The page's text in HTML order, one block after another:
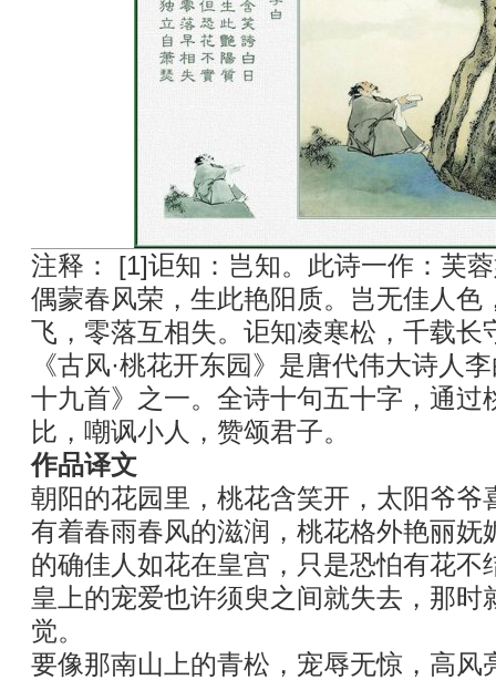
注释： [1]讵知：岂知。此诗一作：芙
偶蒙春风荣，生此艳阳质。岂无佳人色
飞，零落互相失。讵知凌寒松，千载长
《古风·桃花开东园》是唐代伟大诗人
十九首》之一。全诗十句五十字，通过
比，嘲讽小人，赞颂君子。
作品译文
朝阳的花园里，桃花含笑开，太阳爷爷
有着春雨春风的滋润，桃花格外艳丽妩
的确佳人如花在皇宫，只是恐怕有花不
皇上的宠爱也许须臾之间就失去，那时
觉。
要像那南山上的青松，宠辱无惊，高风